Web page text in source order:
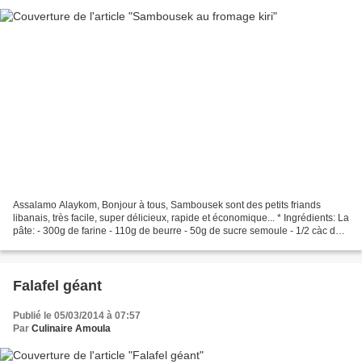
Assalamo Alaykom, Bonjour à tous, Sambousek sont des petits friands
libanais, très facile, super délicieux, rapide et économique... * Ingrédients: La
pâte: - 300g de farine - 110g de beurre - 50g de sucre semoule - 1/2 càc de
Falafel géant
Publié le 05/03/2014 à 07:57
Par Culinaire Amoula